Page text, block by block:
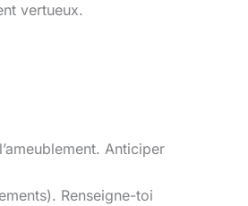
vertueux.
Anticiper
Renseigne-toi